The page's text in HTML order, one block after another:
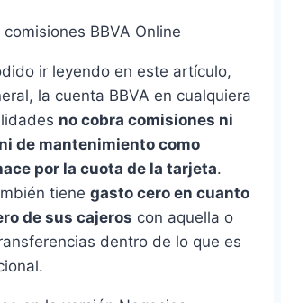
ir leyendo en este artículo,
la cuenta BBVA en cualquiera
no cobra comisiones ni
de mantenimiento como
por la cuota de la tarjeta.
tiene gasto cero en cuanto
de sus cajeros con aquella o
dentro de lo que es